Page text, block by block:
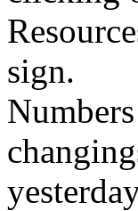
sign.